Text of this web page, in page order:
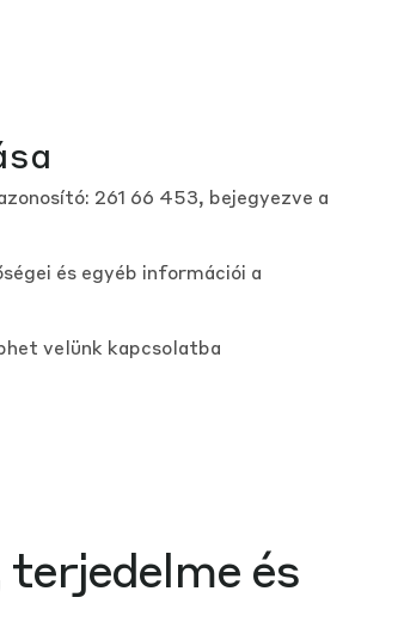
261 66 453, bejegyezve a
és egyéb információi a
velünk kapcsolatba
és